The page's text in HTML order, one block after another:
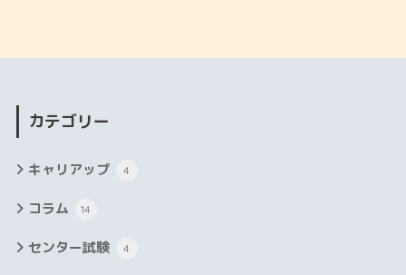
カテゴリー
キャリアップ 4
コラム 14
センター試験 4